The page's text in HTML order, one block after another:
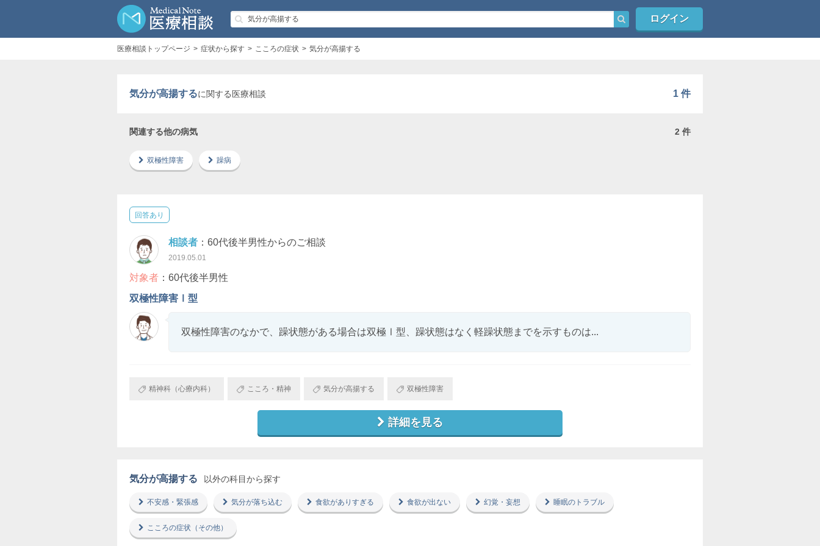
ログイン
医療相談トップページ 症状から探す こころの症状 気分が高揚する
気分が高揚するに関する医療相談 1 件
関連する他の病気 2 件
双極性障害 躁病
回答あり
相談者 ：60代後半男性からのご相談
2019.05.01
対象者 ：60代後半男性
双極性障害Ⅰ型
双極性障害のなかで、躁状態がある場合は双極Ⅰ型、躁状態はなく軽躁状態までを示すものは...
精神科（心療内科） こころ・精神 気分が高揚する 双極性障害
詳細を見る
気分が高揚する 以外の科目から探す
不安感・緊張感 気分が落ち込む 食欲がありすぎる 食欲が出ない 幻覚・妄想 睡眠のトラブル
こころの症状（その他）